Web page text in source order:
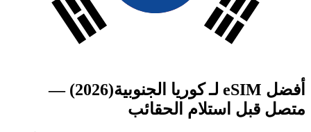
أفضل eSIM لـ كوريا الجنوبية
(2026) —
متصل قبل استلام الحقائب